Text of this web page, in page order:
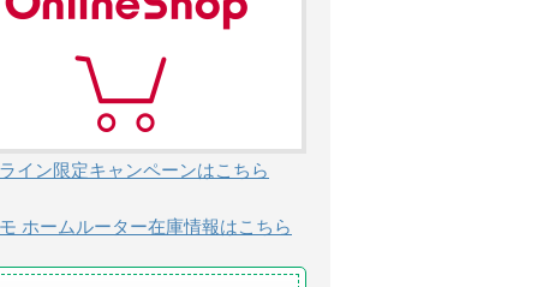
イン限定キャンペーンはこちら
ホームルーター在庫情報はこちら